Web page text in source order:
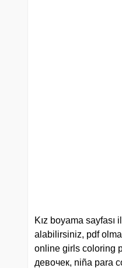
Kız boyama sayfası
alabilirsiniz, pdf
online girls coloring
девочек, niña para